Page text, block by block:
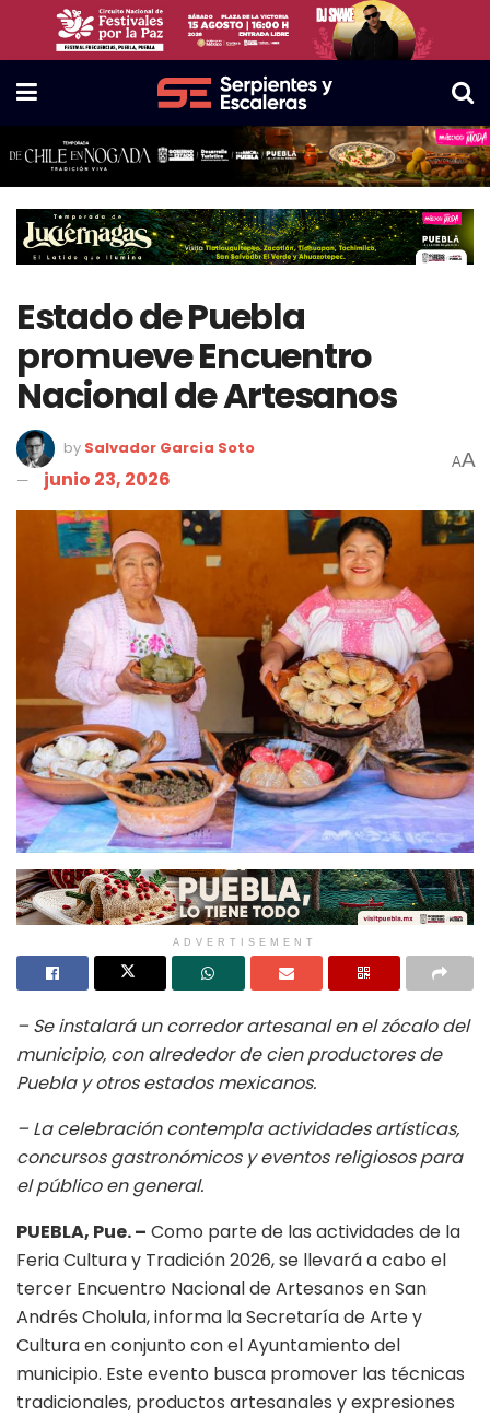
Estado de Puebla
promueve Encuentro
Nacional de Artesanos
by Salvador Garcia Soto
junio 23, 2026
AA
ADVERTISEMENT
– Se instalará un corredor artesanal en el zócalo del
municipio, con alrededor de cien productores de
Puebla y otros estados mexicanos.
– La celebración contempla actividades artísticas,
concursos gastronómicos y eventos religiosos para
el público en general.
PUEBLA, Pue. – Como parte de las actividades de la
Feria Cultura y Tradición 2026, se llevará a cabo el
tercer Encuentro Nacional de Artesanos en San
Andrés Cholula, informa la Secretaría de Arte y
Cultura en conjunto con el Ayuntamiento del
municipio. Este evento busca promover las técnicas
tradicionales, productos artesanales y expresiones